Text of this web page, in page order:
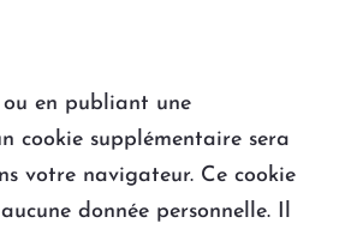
en publiant une
cookie supplémentaire sera
votre navigateur. Ce cookie
donnée personnelle. Il